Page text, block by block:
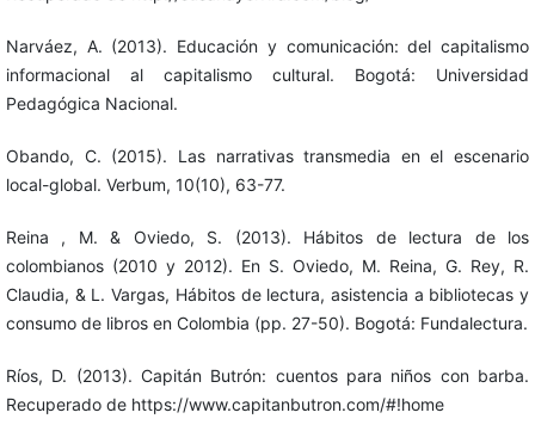
Narváez, A. (2013). Educación y comunicación: del capitalismo
informacional al capitalismo cultural. Bogotá: Universidad
Pedagógica Nacional.
Obando, C. (2015). Las narrativas transmedia en el escenario
local-global. Verbum, 10(10), 63-77.
Reina , M. & Oviedo, S. (2013). Hábitos de lectura de los
colombianos (2010 y 2012). En S. Oviedo, M. Reina, G. Rey, R.
Claudia, & L. Vargas, Hábitos de lectura, asistencia a bibliotecas y
consumo de libros en Colombia (pp. 27-50). Bogotá: Fundalectura.
Ríos, D. (2013). Capitán Butrón: cuentos para niños con barba.
Recuperado de https://www.capitanbutron.com/#!home